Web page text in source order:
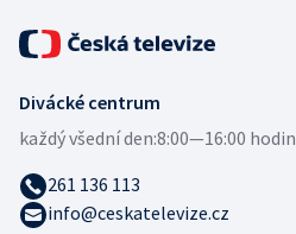
Divácké centrum
každý všední den:8:00—16:00 hodin
261 136 113
info@ceskatelevize.cz